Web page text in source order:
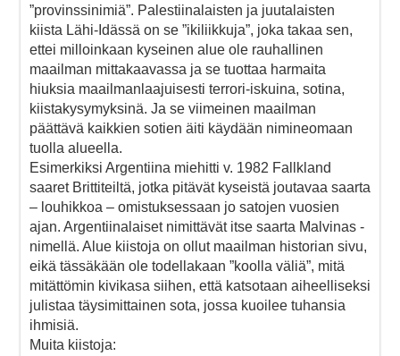
”provinssinimiä”. Palestiinalaisten ja juutalaisten
kiista Lähi-Idässä on se ”ikiliikkuja”, joka takaa sen,
ettei milloinkaan kyseinen alue ole rauhallinen
maailman mittakaavassa ja se tuottaa harmaita
hiuksia maailmanlaajuisesti terrori-iskuina, sotina,
kiistakysymyksinä. Ja se viimeinen maailman
päättävä kaikkien sotien äiti käydään nimineomaan
tuolla alueella.
Esimerkiksi Argentiina miehitti v. 1982 Fallkland
saaret Brittiteiltä, jotka pitävät kyseistä joutavaa saarta
– louhikkoa – omistuksessaan jo satojen vuosien
ajan. Argentiinalaiset nimittävät itse saarta Malvinas -
nimellä. Alue kiistoja on ollut maailman historian sivu,
eikä tässäkään ole todellakaan ”koolla väliä”, mitä
mitättömin kivikasa siihen, että katsotaan aiheelliseksi
julistaa täysimittainen sota, jossa kuoilee tuhansia
ihmisiä.
Muita kiistoja: